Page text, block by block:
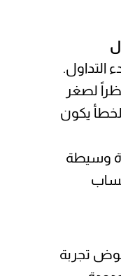
التداول.
لصغر
يكون
وسيطة
خوض تجربة